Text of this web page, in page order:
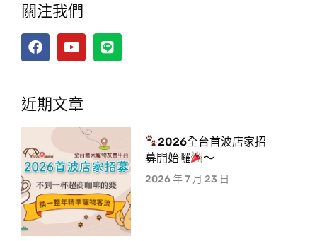
關注我們
近期文章
2026全台首波店家招
募開始囉
～
2026 年 7 月 23 日